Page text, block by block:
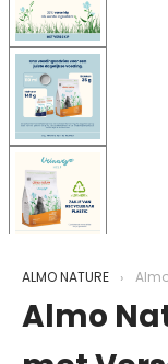
ALMO NATURE
Almo